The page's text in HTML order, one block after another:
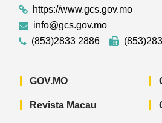
https://www.gcs.gov.mo
info@gcs.gov.mo
(853)2833 2886
GOV.MO
Revista Macau